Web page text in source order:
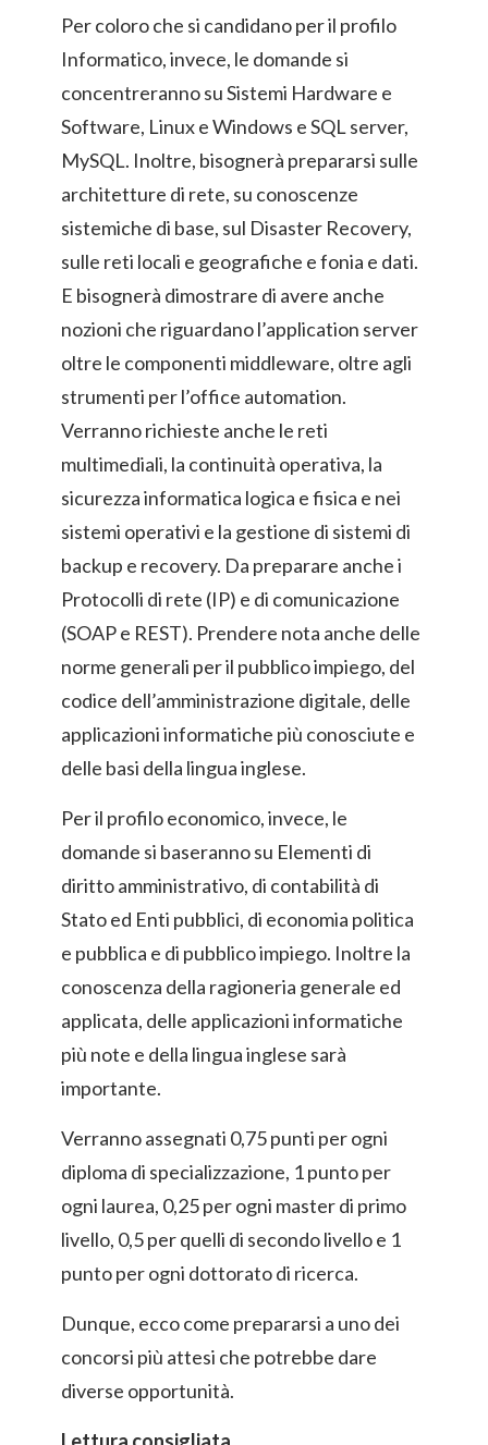
Per coloro che si candidano per il profilo
Informatico, invece, le domande si
concentreranno su Sistemi Hardware e
Software, Linux e Windows e SQL server,
MySQL. Inoltre, bisognerà prepararsi sulle
architetture di rete, su conoscenze
sistemiche di base, sul Disaster Recovery,
sulle reti locali e geografiche e fonia e dati.
E bisognerà dimostrare di avere anche
nozioni che riguardano l’application server
oltre le componenti middleware, oltre agli
strumenti per l’office automation.
Verranno richieste anche le reti
multimediali, la continuità operativa, la
sicurezza informatica logica e fisica e nei
sistemi operativi e la gestione di sistemi di
backup e recovery. Da preparare anche i
Protocolli di rete (IP) e di comunicazione
(SOAP e REST). Prendere nota anche delle
norme generali per il pubblico impiego, del
codice dell’amministrazione digitale, delle
applicazioni informatiche più conosciute e
delle basi della lingua inglese.
Per il profilo economico, invece, le
domande si baseranno su Elementi di
diritto amministrativo, di contabilità di
Stato ed Enti pubblici, di economia politica
e pubblica e di pubblico impiego. Inoltre la
conoscenza della ragioneria generale ed
applicata, delle applicazioni informatiche
più note e della lingua inglese sarà
importante.
Verranno assegnati 0,75 punti per ogni
diploma di specializzazione, 1 punto per
ogni laurea, 0,25 per ogni master di primo
livello, 0,5 per quelli di secondo livello e 1
punto per ogni dottorato di ricerca.
Dunque, ecco come prepararsi a uno dei
concorsi più attesi che potrebbe dare
diverse opportunità.